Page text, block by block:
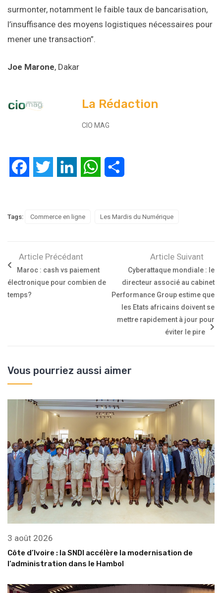
surmonter, notamment le faible taux de bancarisation,
l’insuffisance des moyens logistiques nécessaires pour
mener une transaction”.
Joe Marone, Dakar
La Rédaction
CIO MAG
FacebookTwitter LinkedIn WhatsApp
Tags: Commerce en ligne Les Mardis du Numérique
Article Précédant
Maroc : cash vs paiement
électronique pour combien de
temps?
Article Suivant
Cyberattaque mondiale : le
directeur associé au cabinet
Performance Group estime que
les Etats africains doivent se
mettre rapidement à jour pour
éviter le pire
Vous pourriez aussi aimer
3 août 2026
Côte d’Ivoire : la SNDI accélère la modernisation de
l’administration dans le Hambol